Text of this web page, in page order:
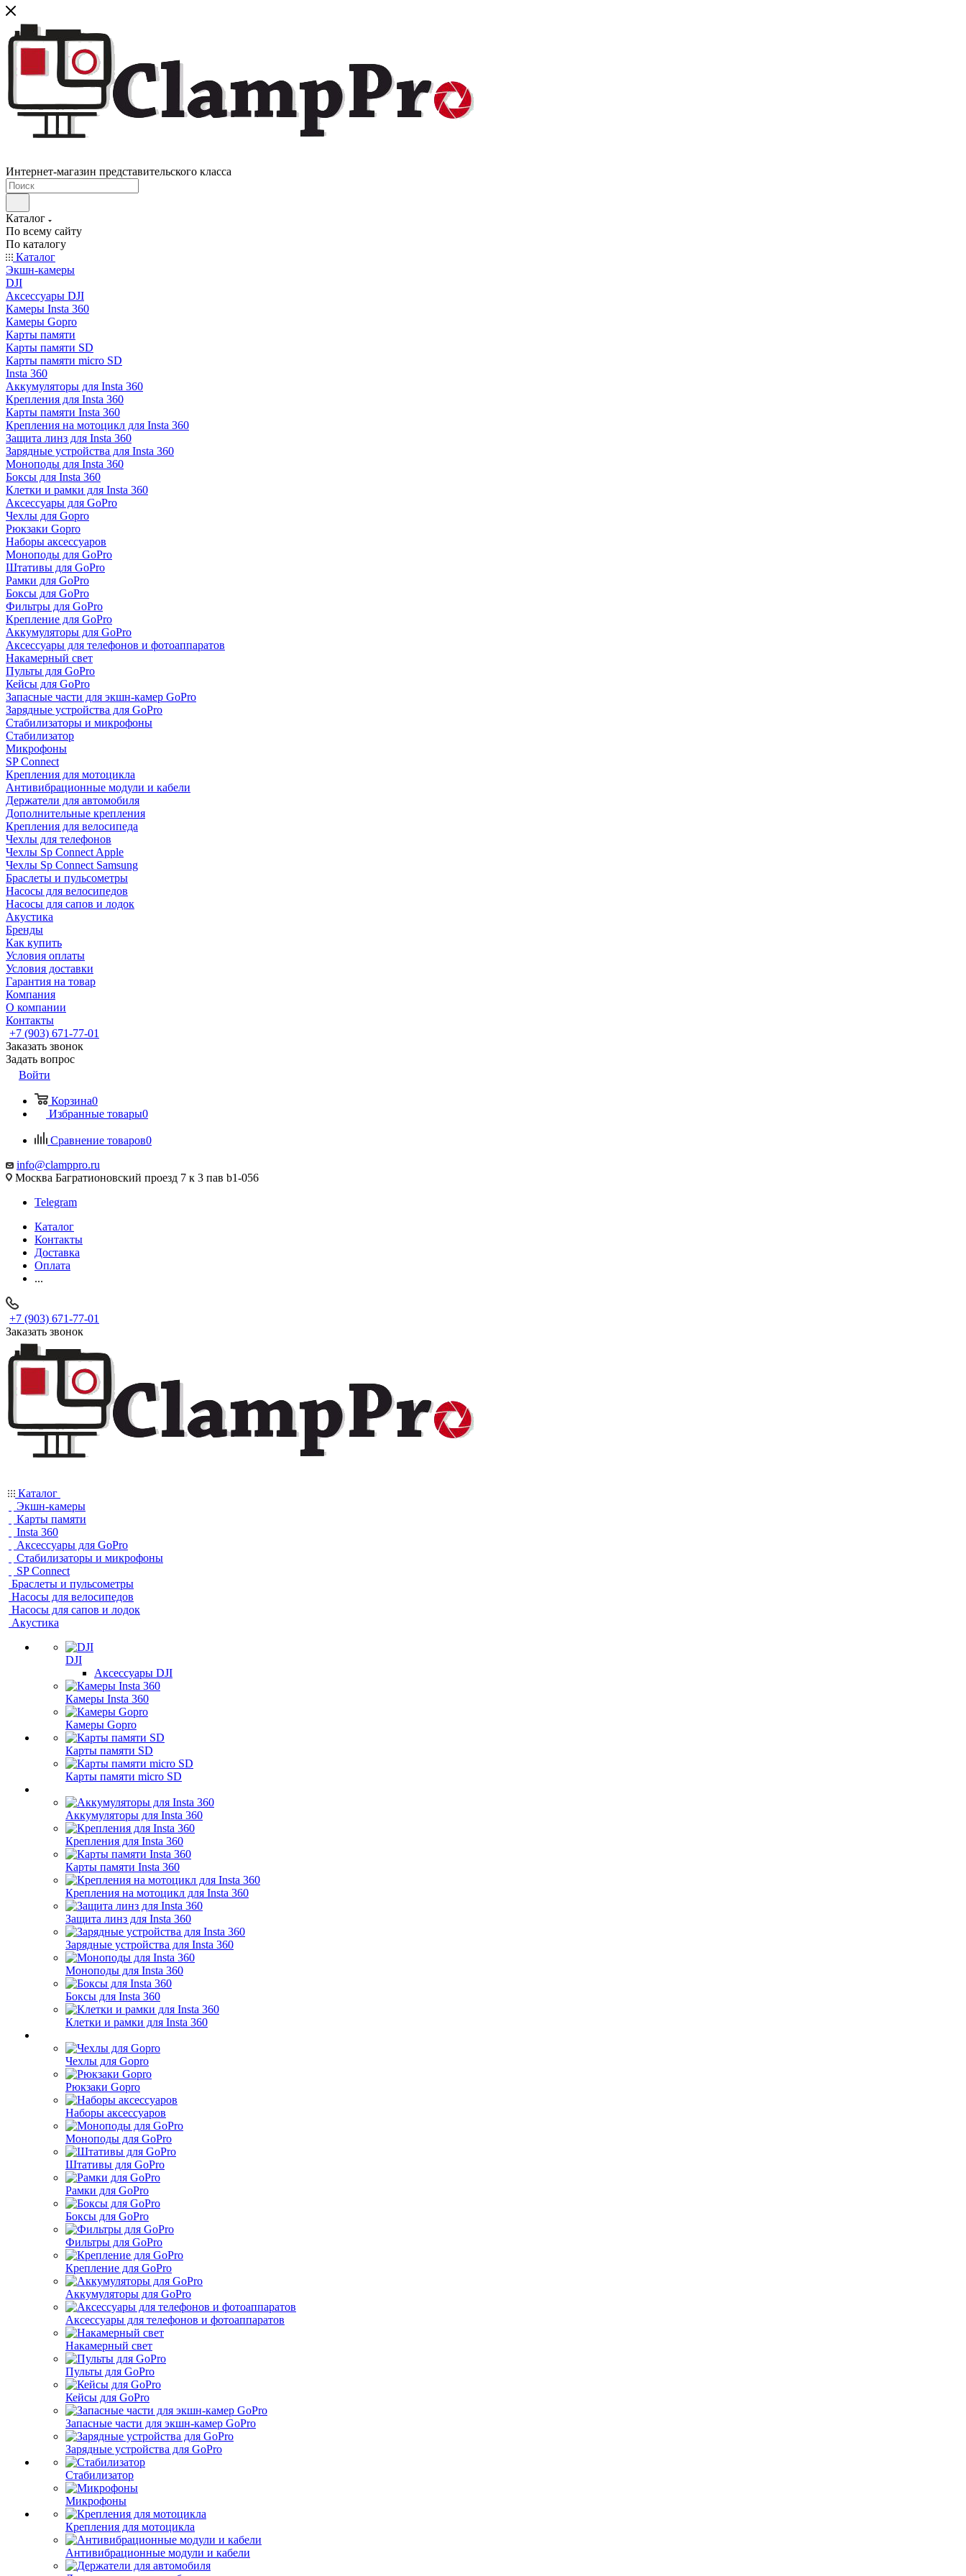
Интернет-магазин представительского класса
Каталог
По всему сайту
По каталогу
Каталог
Экшн-камеры
DJI
Аксессуары DJI
Камеры Insta 360
Камеры Gopro
Карты памяти
Карты памяти SD
Карты памяти micro SD
Insta 360
Аккумуляторы для Insta 360
Крепления для Insta 360
Карты памяти Insta 360
Крепления на мотоцикл для Insta 360
Защита линз для Insta 360
Зарядные устройства для Insta 360
Моноподы для Insta 360
Боксы для Insta 360
Клетки и рамки для Insta 360
Аксессуары для GoPro
Чехлы для Gopro
Рюкзаки Gopro
Наборы аксессуаров
Моноподы для GoPro
Штативы для GoPro
Рамки для GoPro
Боксы для GoPro
Фильтры для GoPro
Крепление для GoPro
Аккумуляторы для GoPro
Аксессуары для телефонов и фотоаппаратов
Накамерный свет
Пульты для GoPro
Кейсы для GoPro
Запасные части для экшн-камер GoPro
Зарядные устройства для GoPro
Стабилизаторы и микрофоны
Стабилизатор
Микрофоны
SP Connect
Крепления для мотоцикла
Антивибрационные модули и кабели
Держатели для автомобиля
Дополнительные крепления
Крепления для велосипеда
Чехлы для телефонов
Чехлы Sp Connect Apple
Чехлы Sp Connect Samsung
Браслеты и пульсометры
Насосы для велосипедов
Насосы для сапов и лодок
Акустика
Бренды
Как купить
Условия оплаты
Условия доставки
Гарантия на товар
Компания
О компании
Контакты
+7 (903) 671-77-01
Заказать звонок
Задать вопрос
Войти
Корзина0
Избранные товары0
Сравнение товаров0
info@clamppro.ru
Москва Багратионовский проезд 7 к 3 пав b1-056
Telegram
Каталог
Контакты
Доставка
Оплата
...
+7 (903) 671-77-01
Заказать звонок
Каталог
Экшн-камеры
Карты памяти
Insta 360
Аксессуары для GoPro
Стабилизаторы и микрофоны
SP Connect
Браслеты и пульсометры
Насосы для велосипедов
Насосы для сапов и лодок
Акустика
DJI
Аксессуары DJI
Камеры Insta 360
Камеры Gopro
Карты памяти SD
Карты памяти micro SD
Аккумуляторы для Insta 360
Крепления для Insta 360
Карты памяти Insta 360
Крепления на мотоцикл для Insta 360
Защита линз для Insta 360
Зарядные устройства для Insta 360
Моноподы для Insta 360
Боксы для Insta 360
Клетки и рамки для Insta 360
Чехлы для Gopro
Рюкзаки Gopro
Наборы аксессуаров
Моноподы для GoPro
Штативы для GoPro
Рамки для GoPro
Боксы для GoPro
Фильтры для GoPro
Крепление для GoPro
Аккумуляторы для GoPro
Аксессуары для телефонов и фотоаппаратов
Накамерный свет
Пульты для GoPro
Кейсы для GoPro
Запасные части для экшн-камер GoPro
Зарядные устройства для GoPro
Стабилизатор
Микрофоны
Крепления для мотоцикла
Антивибрационные модули и кабели